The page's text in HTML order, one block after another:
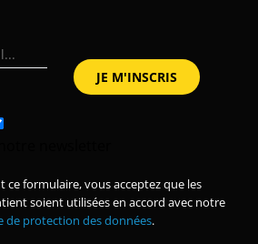
ce formulaire, vous acceptez que les
soient utilisées en accord avec notre
de protection des données.